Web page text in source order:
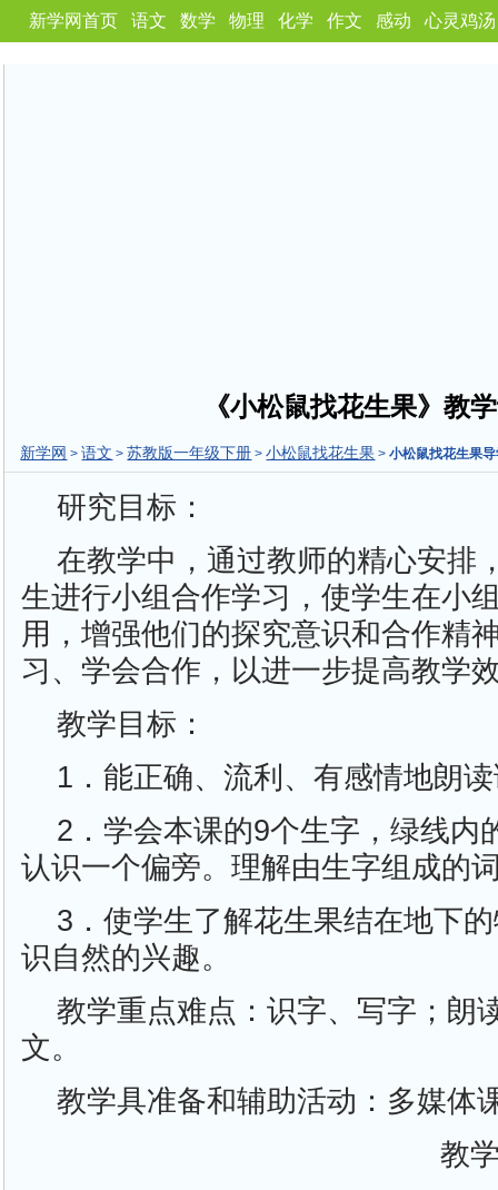
新学网首页 语文 数学 物理 化学 作文 感动 心灵鸡汤
《小松鼠找花生果》教
新学网 >语文 > 苏教版一年级下册 >小松鼠找花生果 >小松鼠找花生果
研究目标：
在教学中，通过教师的精心安排
生进行小组合作学习，使学生在小
用，增强他们的探究意识和合作精
习、学会合作，以进一步提高教学
教学目标：
1．能正确、流利、有感情地朗
2．学会本课的9个生字，绿线内
认识一个偏旁。理解由生字组成的
3．使学生了解花生果结在地下
识自然的兴趣。
教学重点难点：识字、写字；朗
文。
教学具准备和辅助活动：多媒体
教